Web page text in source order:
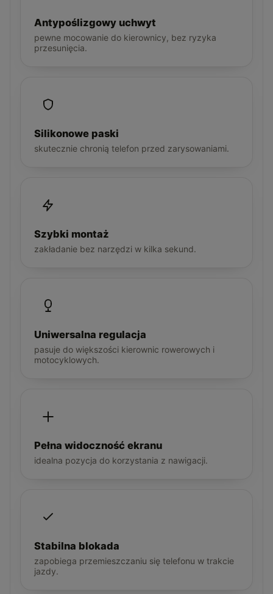
Antypoślizgowy uchwyt
pewne mocowanie do kierownicy, bez ryzyka
przesunięcia.
Silikonowe paski
skutecznie chronią telefon przed zarysowaniami.
Szybki montaż
zakładanie bez narzędzi w kilka sekund.
Uniwersalna regulacja
pasuje do większości kierownic rowerowych i
motocyklowych.
Pełna widoczność ekranu
idealna pozycja do korzystania z nawigacji.
Stabilna blokada
zapobiega przemieszczaniu się telefonu w trakcie
jazdy.